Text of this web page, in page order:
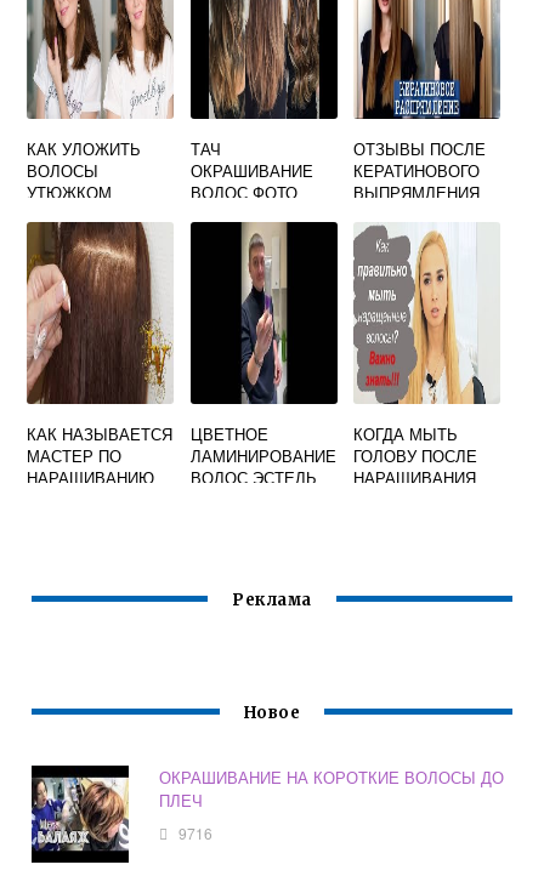
КАК УЛОЖИТЬ
ВОЛОСЫ
УТЮЖКОМ
САМОЙ
ТАЧ
ОКРАШИВАНИЕ
ВОЛОС ФОТО
ОТЗЫВЫ ПОСЛЕ
КЕРАТИНОВОГО
ВЫПРЯМЛЕНИЯ
КАК НАЗЫВАЕТСЯ
МАСТЕР ПО
НАРАЩИВАНИЮ
ЦВЕТНОЕ
ЛАМИНИРОВАНИЕ
ВОЛОС ЭСТЕЛЬ
КОГДА МЫТЬ
ГОЛОВУ ПОСЛЕ
НАРАЩИВАНИЯ
Реклама
Новое
ОКРАШИВАНИЕ НА КОРОТКИЕ ВОЛОСЫ ДО
ПЛЕЧ
9716